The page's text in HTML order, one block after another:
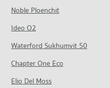
382 โครงการ
คอนโดให้เช่า วิทยาลัยสารพัดช่าง
มีคอนโดให้เช่า 20,753 ประกาศ
ขายคอนโด วิทยาลัยสารพัดช่างพ
มีคอนโดขาย 8,075 ประกาศ
คอนโด วิทยาลัยเสนาธิการทหาร
390 โครงการ
คอนโดให้เช่า บิ๊กซี เอ็กซ์ตร้า ลาดพ
มีคอนโดขาย 4,680 ประกาศ
ขายคอนโด ถนนอินทามระ
มีคอนโดขาย 1,464 ประกาศ
คอนโด ถนนพระราม 6
มีคอนโดให้เช่า 12,249 ประกาศ
คอนโดให้เช่า รพ.วิชัยยุทธ
มีคอนโดขาย 3,129 ประกาศ
คอนโด รพ.วิมุต
65 โครงการ
Noble Ploenchit
Ideo O2
Waterford Sukhumvit 50
Chapter One Eco
Elio Del Moss